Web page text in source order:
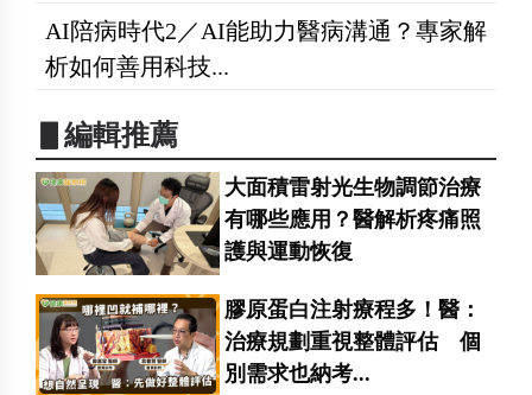
AI陪病時代2／AI能助力醫病溝通？專家解
析如何善用科技...
▋編輯推薦
大面積雷射光生物調節治療
有哪些應用？醫解析疼痛照
護與運動恢復
膠原蛋白注射療程多！醫：
治療規劃重視整體評估 個
別需求也納考...